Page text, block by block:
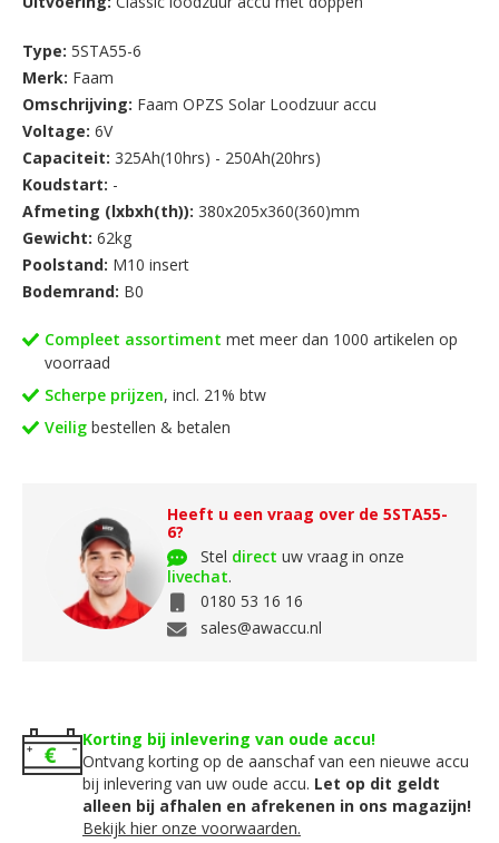
Type: 5STA55-6
Merk: Faam
Omschrijving: Faam OPZS Solar Loodzuur accu
Voltage: 6V
Capaciteit: 325Ah(10hrs) - 250Ah(20hrs)
Koudstart: -
Afmeting (lxbxh(th)): 380x205x360(360)mm
Gewicht: 62kg
Poolstand: M10 insert
Bodemrand: B0
Compleet assortiment met meer dan 1000 artikelen op
voorraad
Scherpe prijzen, incl. 21% btw
Veilig bestellen & betalen
Heeft u een vraag over de 5STA55-
6?
Stel direct uw vraag in onze
livechat.
0180 53 16 16
sales@awaccu.nl
Korting bij inlevering van oude accu!
Ontvang korting op de aanschaf van een nieuwe accu
bij inlevering van uw oude accu. Let op dit geldt
alleen bij afhalen en afrekenen in ons magazijn!
Bekijk hier onze voorwaarden.